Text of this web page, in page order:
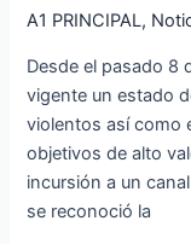
A1 PRINCIPAL,
Desde el pasado 8
vigente un estado
violentos así como
objetivos de alto
incursión a un
se reconoció la
militares
Ecuador
han
encontrado
túneles
y
caletas